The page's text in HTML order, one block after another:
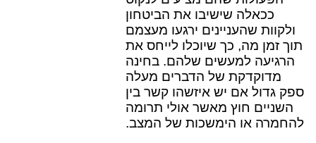
ככאלה שישיבו את הביטחון
ולקוות שהעניינים ירגעו מעצמם
תוך זמן מה, כך שיוכלו לייחס את
הרגיעה למעשים שלהם. בחינה
מדוקדקת של הדברים מעלה
ספק גדול אם יש איזשהו קשר בין
השניים חוץ מאשר אולי תרומה
להחמרה או הימשכות של המצב.